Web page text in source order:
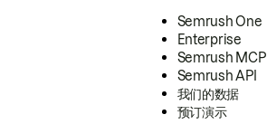
Semrush One
Enterprise
Semrush MCP
Semrush API
我们的数据
预订演示